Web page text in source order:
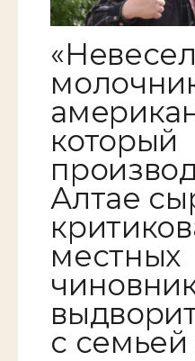
который
Алтае
местных
с